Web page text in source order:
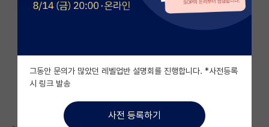
베스트 게시판
자유 게시판(아무개랩)
미국 유학 게시판
미국 대학원 합격 후기 게시판
그동안 문의가 많았던 레벨업반 설명회를 진행합니다. *사전등록
시 링크 발송
사전 등록하기